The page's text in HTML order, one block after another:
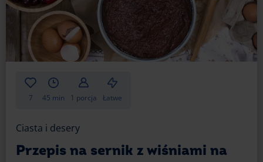
7 45 min 1 porcja Łatwe
Ciasta i desery
Przepis na sernik z wiśniami na